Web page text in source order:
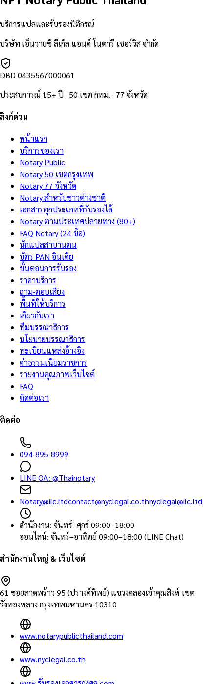
บริการแปลและรับรองนิติกรณ์
บริษัท เอ็นวายซี ลีเกิล แอนด์ โนตารี เซอร์วิส จำกัด
DBD 0435567000061
ประสบการณ์ 15+ ปี · 50 เขต กทม. · 77 จังหวัด
ลิงก์ด่วน
หน้าแรก
บริการของเรา
Notary Public
Notary 50 เขตกรุงเทพ
Notary 77 จังหวัด
Notary สำหรับชาวต่างชาติ
เอกสารทุกประเภทที่รับรองได้
Notary ตามประเทศปลายทาง (80+)
FAQ Notary (24 ข้อ)
นักแปลสาบานตน
บัตร PAN อินเดีย
ขั้นตอนการรับรอง
ราคาบริการ
ถาม-ตอบเสียง
พื้นที่ให้บริการ
เกี่ยวกับเรา
ทีมบรรณาธิการ
นโยบายบรรณาธิการ
ทะเบียนแหล่งอ้างอิง
ค่าธรรมเนียมราชการ
รายงานคุณภาพเว็บไซต์
FAQ
ติดต่อเรา
ติดต่อ
094-895-8999
LINE OA: @Thainotary
Notary@ilc.ltdcontact@nyclegal.co.thnyclegal@ilc.ltd
สำนักงาน: จันทร์–ศุกร์ 09:00–18:00
ออนไลน์: จันทร์–อาทิตย์ 09:00–18:00 (LINE Chat)
สำนักงานใหญ่ & เว็บไซต์
61 ซอยลาดพร้าว 95 (ปรางค์ทิพย์) แขวงคลองเจ้าคุณสิงห์ เขต
วังทองหลาง กรุงเทพมหานคร 10310
www.notarypublicthailand.com
www.nyclegal.co.th